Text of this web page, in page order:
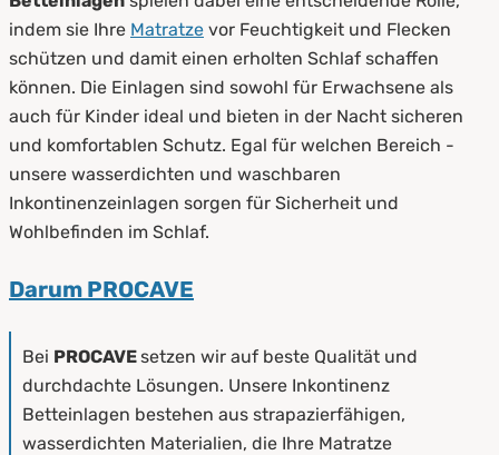
indem sie Ihre Matratze vor Feuchtigkeit und Flecken
schützen und damit einen erholten Schlaf schaffen
können. Die Einlagen sind sowohl für Erwachsene als
auch für Kinder ideal und bieten in der Nacht sicheren
und komfortablen Schutz. Egal für welchen Bereich -
unsere wasserdichten und waschbaren
Inkontinenzeinlagen sorgen für Sicherheit und
Wohlbefinden im Schlaf.
Darum PROCAVE
Bei PROCAVEsetzen wir auf beste Qualität und
durchdachte Lösungen. Unsere Inkontinenz
Betteinlagen bestehen aus strapazierfähigen,
wasserdichten Materialien, die Ihre Matratze